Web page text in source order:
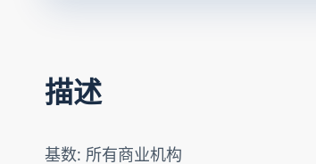
描述
基数: 所有商业机构